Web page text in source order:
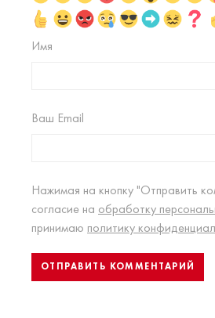
Имя
Ваш Email
Нажимая на кнопку "Отправить
согласие на обработку
принимаю политику